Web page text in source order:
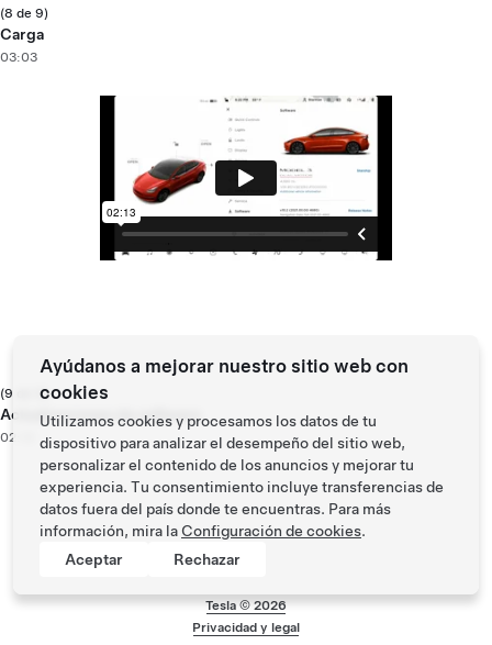
(8 de 9)
Carga
03:03
(9 de 9)
Actualizaciones de software
02:13
Tesla ©2026
Privacidad y legal
Ayúdanos a mejorar nuestro sitio web con
cookies
Utilizamos cookies y procesamos los datos de tu
dispositivo para analizar el desempeño del sitio web,
personalizar el contenido de los anuncios y mejorar tu
experiencia. Tu consentimiento incluye transferencias de
datos fuera del país donde te encuentras. Para más
información, mira la Configuración de cookies.
Aceptar
Rechazar